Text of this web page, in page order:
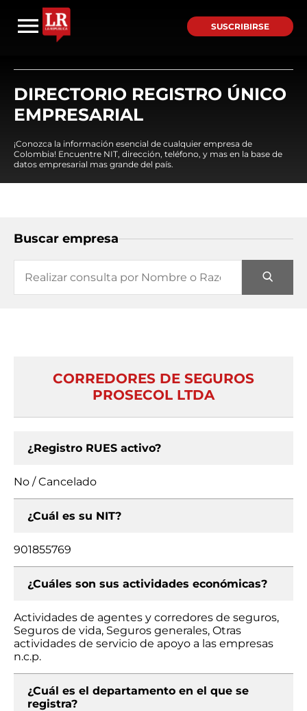
SUSCRIBIRSE
DIRECTORIO REGISTRO ÚNICO
EMPRESARIAL
¡Conozca la información esencial de cualquier empresa de
Colombia! Encuentre NIT, dirección, teléfono, y mas en la base de
datos empresarial mas grande del país.
Buscar empresa
CORREDORES DE SEGUROS
PROSECOL LTDA
¿Registro RUES activo?
No / Cancelado
¿Cuál es su NIT?
901855769
¿Cuáles son sus actividades económicas?
Actividades de agentes y corredores de seguros,
Seguros de vida, Seguros generales, Otras
actividades de servicio de apoyo a las empresas
n.c.p.
¿Cuál es el departamento en el que se
registra?